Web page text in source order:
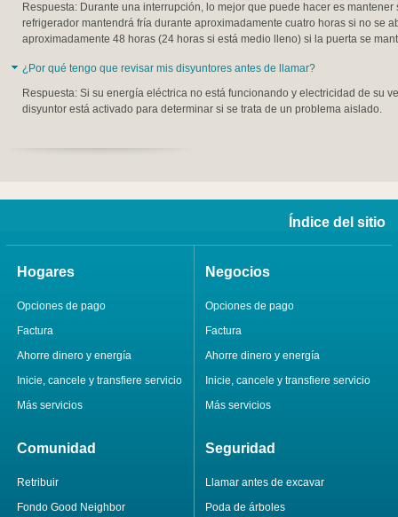
Respuesta: Durante una interrupción, lo mejor que puede hacer es
refrigerador mantendrá fría durante aproximadamente cuatro horas si no se
aproximadamente 48 horas (24 horas si está medio lleno) si la puerta se
¿Por qué tengo que revisar mis disyuntores antes de llamar?
Respuesta: Si su energía eléctrica no está funcionando y electricidad de su
disyuntor está activado para determinar si se trata de un problema aislado.
Índice del sitio
Hogares
Opciones de pago
Factura
Ahorre dinero y energía
Inicie, cancele y transfiere servicio
Más servicios
Negocios
Opciones de pago
Factura
Ahorre dinero y energía
Inicie, cancele y transfiere servicio
Más servicios
Comunidad
Retribuir
Fondo Good Neighbor
Seguridad
Llamar antes de excavar
Poda de árboles